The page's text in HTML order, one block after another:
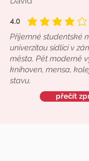
4.0
průměrné hodnocení je 4 z 5
Příjemné studentské
univerzitou sídlící v
města. Pět moderně
knihoven, mensa,
stavu.
přečít